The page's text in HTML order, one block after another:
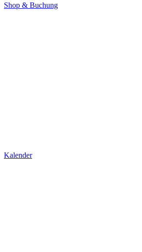
Shop & Buchung
Kalender